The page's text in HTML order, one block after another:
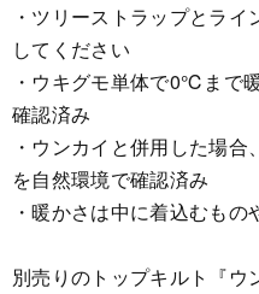
・ツリーストラップとラ
してください
・ウキグモ単体で0℃まで
確認済み
・ウンカイと併用した場
を自然環境で確認済み
・暖かさは中に着込むも
別売りのトップキルト『